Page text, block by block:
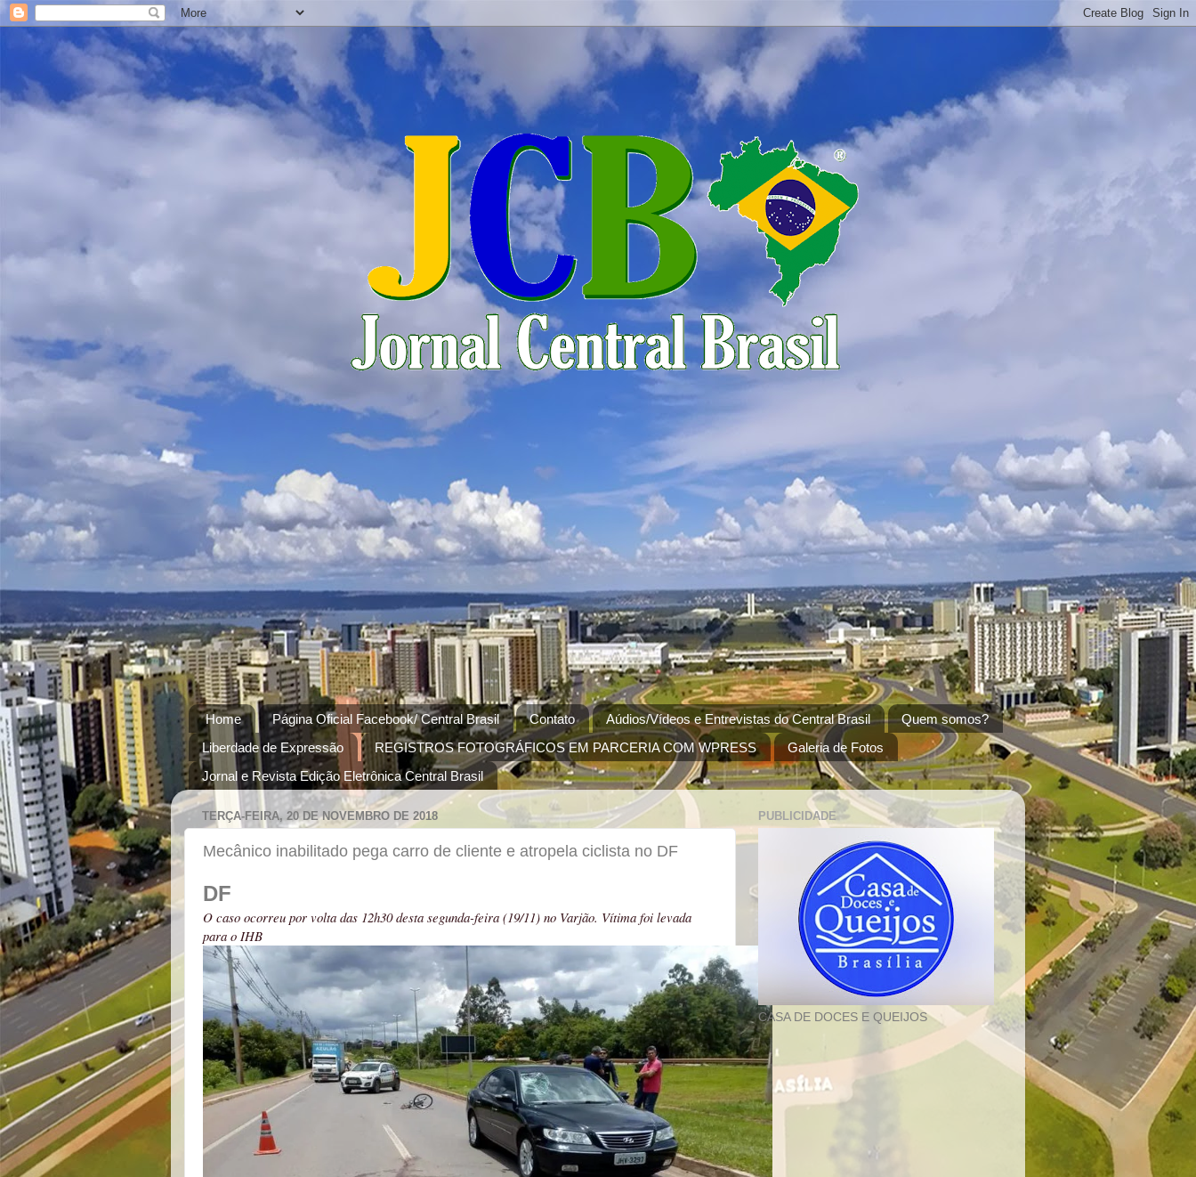
Home Página Oficial Facebook/ Central Brasil Contato Aúdios/Vídeos e Entrevistas do Central Brasil
Quem somos?
Liberdade de Expressão
REGISTROS FOTOGRÁFICOS EM PARCERIA COM WPRESS
Galeria de Fotos
Jornal e Revista Edição Eletrônica Central Brasil
TERÇA-FEIRA, 20 DE NOVEMBRO DE 2018
Mecânico inabilitado pega carro de cliente e atropela ciclista no DF
DF
O caso ocorreu por volta das 12h30 desta segunda-feira (19/11) no Varjão. Vítima foi levada
para o IHB
PUBLICIDADE
CASA DE DOCES E QUEIJOS